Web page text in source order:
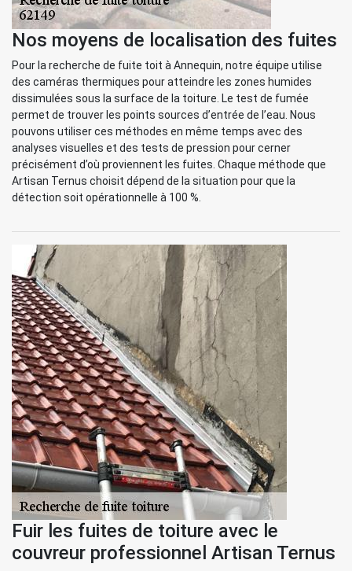
Nos moyens de localisation des fuites
Pour la recherche de fuite toit à Annequin, notre équipe utilise
des caméras thermiques pour atteindre les zones humides
dissimulées sous la surface de la toiture. Le test de fumée
permet de trouver les points sources d’entrée de l’eau. Nous
pouvons utiliser ces méthodes en même temps avec des
analyses visuelles et des tests de pression pour cerner
précisément d’où proviennent les fuites. Chaque méthode que
Artisan Ternus choisit dépend de la situation pour que la
détection soit opérationnelle à 100 %.
Fuir les fuites de toiture avec le
couvreur professionnel Artisan Ternus